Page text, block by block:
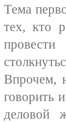
Тема
тех, кто
Впрочем,
говорить
деловой